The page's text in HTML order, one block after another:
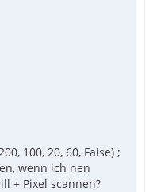
100, 20, 60, False) ;
wenn ich nen
+ Pixel scannen?